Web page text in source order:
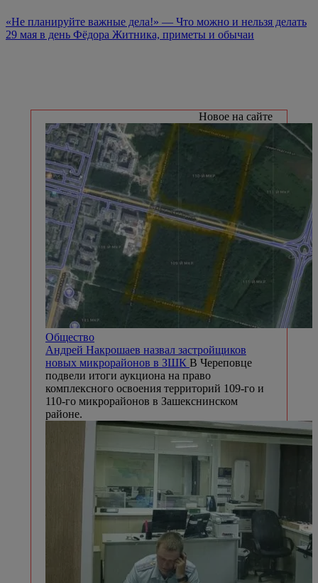
«Не планируйте важные дела!» — Что можно и нельзя делать
29 мая в день Фёдора Житника, приметы и обычаи
Новое на сайте
Общество
Андрей Накрошаев назвал застройщиков
новых микрорайонов в ЗШК В Череповце
подвели итоги аукциона на право
комплексного освоения территорий 109-го и
110-го микрорайонов в Зашекснинском
районе.